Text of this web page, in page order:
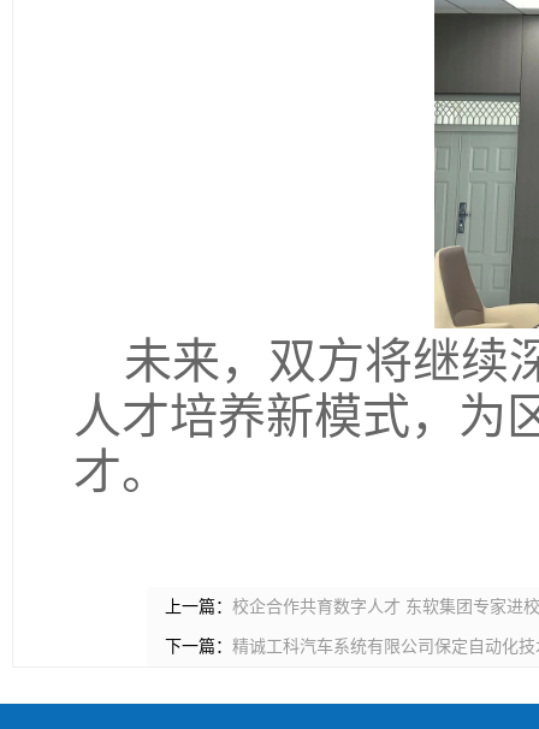
未来，双方将继续
人才培养新模式，为
才。
上一篇： 校企合作共育数字人才 东软集团专家进
下一篇： 精诚工科汽车系统有限公司保定自动化